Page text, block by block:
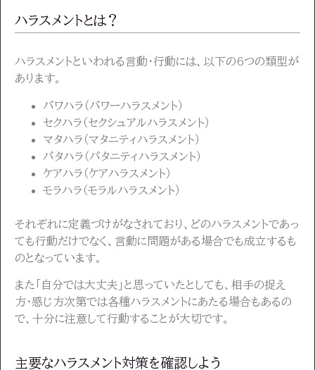
ハラスメントとは？
ハラスメントといわれる言動・行動には、以下の6つの類型が
あります。
パワハラ（パワーハラスメント）
セクハラ（セクシュアルハラスメント）
マタハラ（マタニティハラスメント）
パタハラ（パタニティハラスメント）
ケアハラ（ケアハラスメント）
モラハラ（モラルハラスメント）
それぞれに定義づけがなされており、どのハラスメントであっ
ても行動だけでなく、言動に問題がある場合でも成立するも
のとなっています。
また「自分では大丈夫」と思っていたとしても、相手の捉え
方・感じ方次第では各種ハラスメントにあたる場合もあるの
で、十分に注意して行動することが大切です。
主要なハラスメント対策を確認しよう